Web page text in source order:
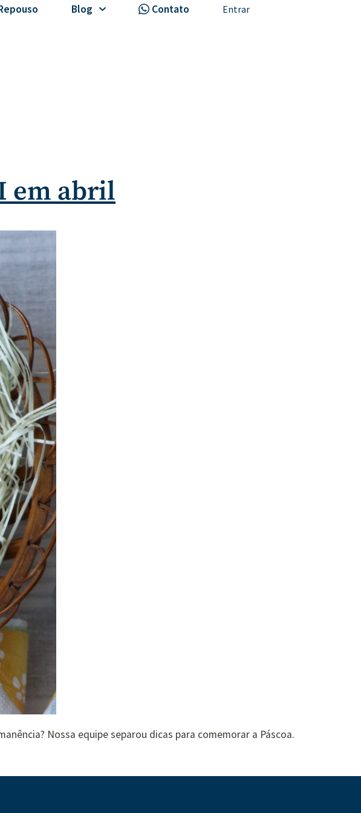
Blog Contato Entrar
em abril
Nossa equipe separou dicas para comemorar a Páscoa.